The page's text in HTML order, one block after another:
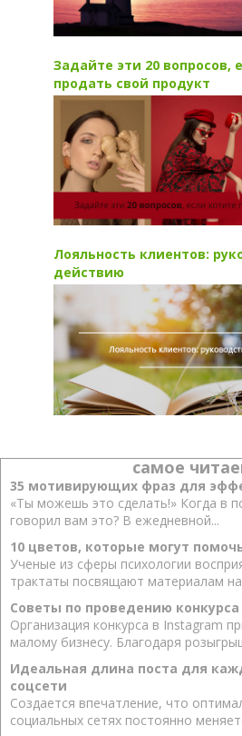
Задайте эти 20 вопросов,
продать свой продукт
Лояльность клиентов:
действию
самое
35 мотивирующих фраз для
«Ты можешь это сделать!» Когда в
говорил вам это? В ежедневной...
10 цветов, которые могут
Ученые из сферы психологии
трактаты посвящают материалам на
Советы по проведению
Организация конкурса в Instagram
малому бизнесу. Благодаря
Идеальная длина поста для
соцсети
Создается впечатление, что
социальных сетях постоянно